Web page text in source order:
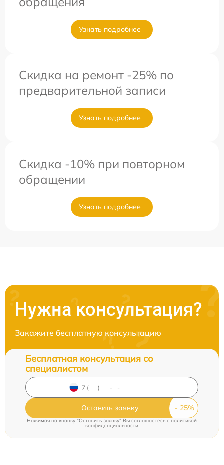
Узнать подробнее
Скидка на ремонт -25% по
предварительной записи
Узнать подробнее
Скидка -10% при повторном
обращении
Узнать подробнее
Нужна консультация?
Закажите бесплатную консультацию
Бесплатная консультация со
специалистом
Оставить заявку
Нажимая на кнопку "Оставить заявку" Вы соглашаетесь c политикой
конфиденциальности